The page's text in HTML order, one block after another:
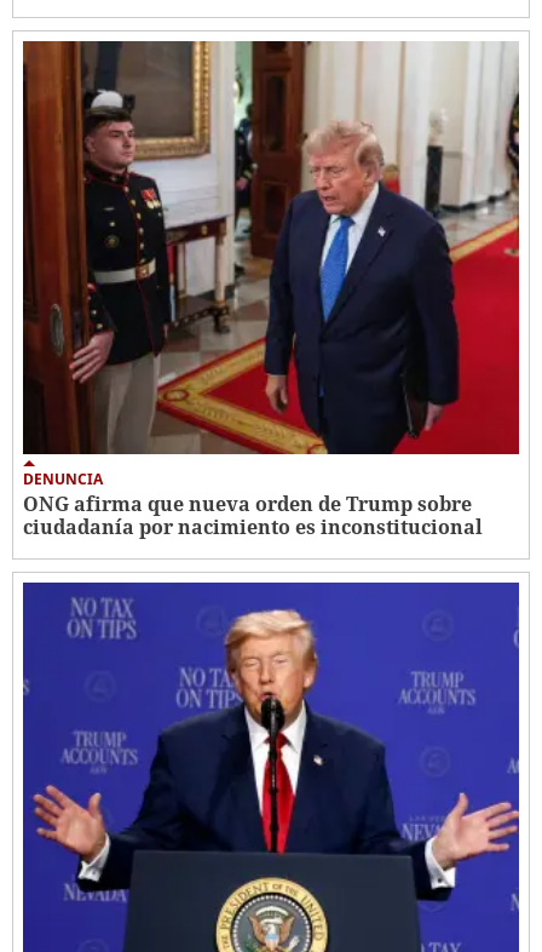
DENUNCIA
ONG afirma que nueva orden de Trump sobre
ciudadanía por nacimiento es inconstitucional